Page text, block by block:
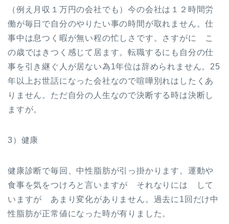
（例え月収１万円の会社でも）今の会社は１２時間労
働が毎日で自分のやりたい事の時間が取れません。仕
事中は息つく暇が無い程の忙しさです。さすがに こ
の歳ではきつく感じて居ます。転職するにも自分の仕
事を引き継ぐ人が居ない為1年位は辞められません。25
年以上お世話になった会社なので喧嘩別れはしたくあ
りません。ただ自分の人生なので決断する時は決断し
ますが。
3）健康
健康診断で毎回、中性脂肪が引っ掛かります。運動や
食事を気をつけろと言いますが それなりには して
いますが あまり変化がありません。過去に1回だけ中
性脂肪が正常値になった時が有りました。